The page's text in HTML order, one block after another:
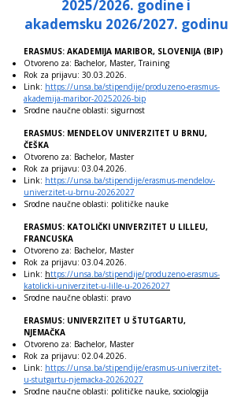
2025/2026. godine i
akademsku 2026/2027. godinu
ERASMUS: AKADEMIJA MARIBOR, SLOVENIJA (BIP)
Otvoreno za: Bachelor, Master, Training
Rok za prijavu: 30.03.2026.
Link: https://unsa.ba/stipendije/produzeno-erasmus-
akademija-maribor-20252026-bip
Srodne naučne oblasti: sigurnost
ERASMUS: MENDELOV UNIVERZITET U BRNU,
ČEŠKA
Otvoreno za: Bachelor, Master
Rok za prijavu: 03.04.2026.
Link: https://unsa.ba/stipendije/erasmus-mendelov-
univerzitet-u-brnu-20262027
Srodne naučne oblasti: političke nauke
ERASMUS: KATOLIČKI UNIVERZITET U LILLEU,
FRANCUSKA
Otvoreno za: Bachelor, Master
Rok za prijavu: 03.04.2026.
Link: https://unsa.ba/stipendije/produzeno-erasmus-
katolicki-univerzitet-u-lille-u-20262027
Srodne naučne oblasti: pravo
ERASMUS: UNIVERZITET U ŠTUTGARTU,
NJEMAČKA
Otvoreno za: Bachelor, Master
Rok za prijavu: 02.04.2026.
Link: https://unsa.ba/stipendije/erasmus-univerzitet-
u-stutgartu-njemacka-20262027
Srodne naučne oblasti: političke nauke, sociologija